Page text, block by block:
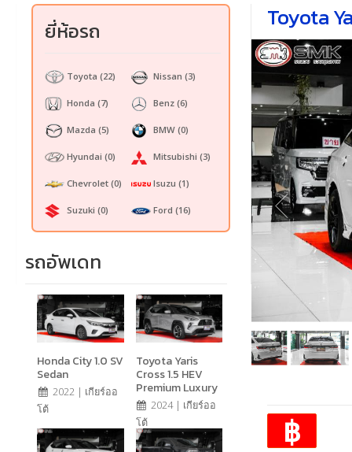
ยี่ห้อรถ
Toyota (22)
Honda (7)
Mazda (5)
Hyundai (0)
Chevrolet (0)
Suzuki (0)
Nissan (3)
Benz (6)
BMW (0)
Mitsubishi (3)
Isuzu (1)
Ford (16)
รถอัพเดท
Honda City 1.0 SV
Sedan
2022 | เกียร์ออ
โต้
Toyota Yaris
Cross 1.5 HEV
Premium Luxury
2024 | เกียร์ออ
โต้
Toyota
฿